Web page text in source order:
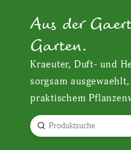
Aus der
Garten.
Kraeuter, Duft- und
sorgsam
praktischem
Search
Submit